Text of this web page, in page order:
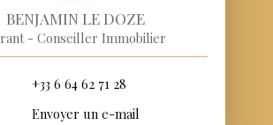
BENJAMIN LE DOZE
- Conseiller Immobilier
+33 6 64 62 71 28
Envoyer un e-mail